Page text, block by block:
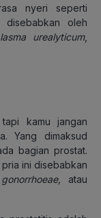
nyeri seperti
oleh
urealyticum,
kamu jangan
Yang dimaksud
bagian prostat.
ini disebabkan
atau